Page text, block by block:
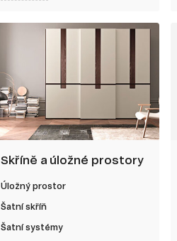
Skříně a úložné prostory
Úložný prostor
Šatní skříň
Šatní systémy